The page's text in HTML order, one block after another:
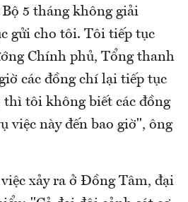
5 tháng không giải
gửi cho tôi. Tôi tiếp tục
Chính phủ, Tổng thanh
các đồng chí lại tiếp tục
thì tôi không biết các đồng
việc này đến bao giờ", ông
xảy ra ở Đồng Tâm, đại